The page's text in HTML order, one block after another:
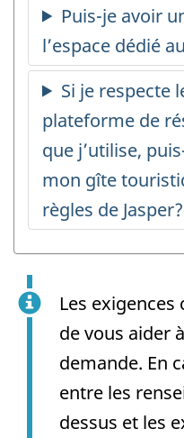
Les
de vous aider
demande. En
entre les
dessus et les